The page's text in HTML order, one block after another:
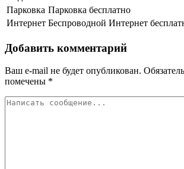
Парковка Парковка бесплатно
Интернет Беспроводной Интернет
Добавить комментарий
Ваш e-mail не будет опубликован.
помечены *